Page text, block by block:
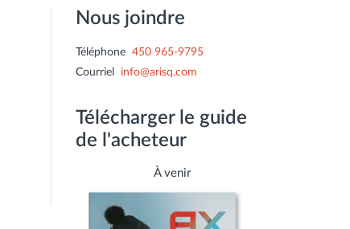
Nous joindre
Téléphone 450 965-9795
Courriel info@arisq.com
Télécharger le guide
de l'acheteur
À venir